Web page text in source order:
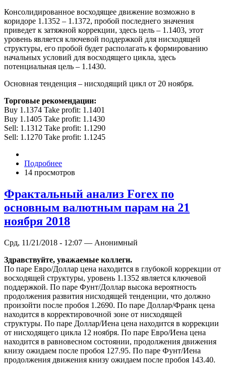
Консолидированное восходящее движение возможно в
коридоре 1.1352 – 1.1372, пробой последнего значения
приведет к затяжной коррекции, здесь цель – 1.1403, этот
уровень является ключевой поддержкой для нисходящей
структуры, его пробой будет располагать к формированию
начальных условий для восходящего цикла, здесь
потенциальная цель – 1.1430.
Основная тенденция – нисходящий цикл от 20 ноября.
Торговые рекомендации:
Buy 1.1374 Take profit: 1.1401
Buy 1.1405 Take profit: 1.1430
Sell: 1.1312 Take profit: 1.1290
Sell: 1.1270 Take profit: 1.1245
Подробнее
14 просмотров
Фрактальный анализ Forex по
основным валютным парам на 21
ноября 2018
Срд, 11/21/2018 - 12:07 — Анонимный
Здравствуйте, уважаемые коллеги.
По паре Евро/Доллар цена находится в глубокой коррекции от
восходящей структуры, уровень 1.1352 является ключевой
поддержкой. По паре Фунт/Доллар высока вероятность
продолжения развития нисходящей тенденции, что должно
произойти после пробоя 1.2690. По паре Доллар/Франк цена
находится в корректировочной зоне от нисходящей
структуры. По паре Доллар/Иена цена находится в коррекции
от нисходящего цикла 12 ноября. По паре Евро/Иена цена
находится в равновесном состоянии, продолжения движения
книзу ожидаем после пробоя 127.95. По паре Фунт/Иена
продолжения движения книзу ожидаем после пробоя 143.40.